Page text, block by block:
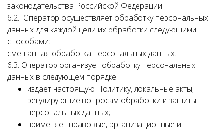
законодательства Российской Федерации.
6.2. Оператор осуществляет обработку персональных
данных для каждой цели их обработки следующими
способами:
смешанная обработка персональных данных.
6.3. Оператор организует обработку персональных
данных в следующем порядке:
издает настоящую Политику, локальные акты,
регулирующие вопросам обработки и защиты
персональных данных;
применяет правовые, организационные и